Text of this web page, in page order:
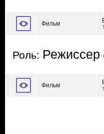
Фильм
Роль: Режиссер
Фильм